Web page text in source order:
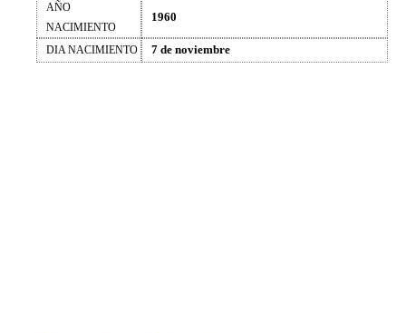
AÑO
NACIMIENTO
1960
DIA NACIMIENTO 7 de noviembre